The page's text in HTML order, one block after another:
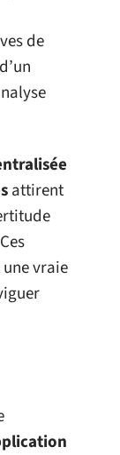
de
attirent
vraie